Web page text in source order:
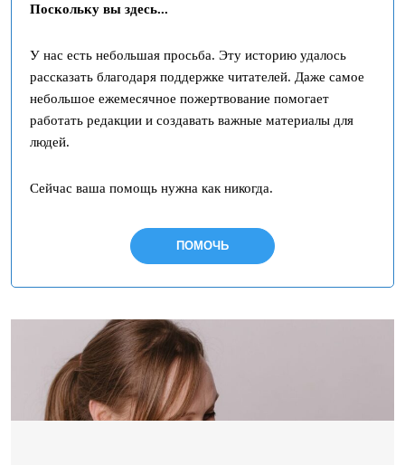
Поскольку вы здесь...
У нас есть небольшая просьба. Эту историю удалось
рассказать благодаря поддержке читателей. Даже самое
небольшое ежемесячное пожертвование помогает
работать редакции и создавать важные материалы для
людей.
Сейчас ваша помощь нужна как никогда.
ПОМОЧЬ